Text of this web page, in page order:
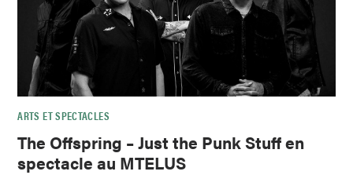
ARTS ET SPECTACLES
The Offspring – Just the Punk Stuff en
spectacle au MTELUS